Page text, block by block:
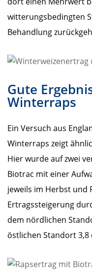
witterungsbedingten
Behandlung
Gute
Winterraps
Ein Versuch aus
Winterraps zeigt
Hier wurde auf zwei
Biotrac mit einer
jeweils im Herbst und
Ertragssteigerung
dem nördlichen
östlichen Standort 3,8